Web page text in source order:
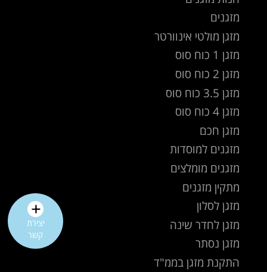
מזגנים
מזגן מולטי אינוורטר
מזגן 1 כוח סוס
מזגן 2 כוח סוס
מזגן 3.5 כוח סוס
מזגן 4 כוח סוס
מזגן חכם
מזגנים למוסדות
מזגנים מומלצים
מתקין מזגנים
מזגן לסלון
מזגן לחדר שינה
מזגן נסתר
התקנת מזגן בממ"ד
יצירת
קשר